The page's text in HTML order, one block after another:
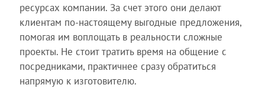
ресурсах компании. За счет этого они делают
клиентам по-настоящему выгодные предложения,
помогая им воплощать в реальности сложные
проекты. Не стоит тратить время на общение с
посредниками, практичнее сразу обратиться
напрямую к изготовителю.